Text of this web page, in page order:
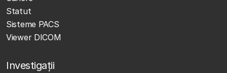
Statut
Sisteme PACS
Viewer DICOM
Investigații